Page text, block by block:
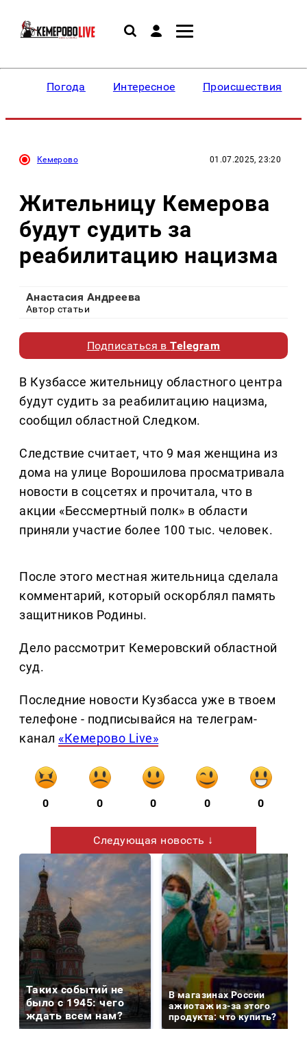
Погода Интересное Происшествия
Кемерово 01.07.2025, 23:20
Жительницу Кемерова
будут судить за
реабилитацию нацизма
Анастасия Андреева
Автор статьи
Подписаться вTelegram
В Кузбассе жительницу областного центра
будут судить за реабилитацию нацизма,
сообщил областной Следком.
Следствие считает, что 9 мая женщина из
дома на улице Ворошилова просматривала
новости в соцсетях и прочитала, что в
акции «Бессмертный полк» в области
приняли участие более 100 тыс. человек.
После этого местная жительница сделала
комментарий, который оскорблял память
защитников Родины.
Дело рассмотрит Кемеровский областной
суд.
Последние новости Кузбасса уже в твоем
телефоне - подписывайся на телеграм-
канал «Кемерово Live»
0 0 0 0 0
Следующая новость ↓
Таких событий не
было с 1945: чего
ждать всем нам?
В магазинах России
ажиотаж из-за этого
продукта: что купить?